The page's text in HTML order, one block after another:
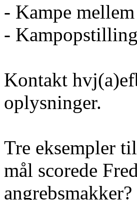
- Kampe
-
Kontakt
oplysninger.
Tre eksempler
mål scorede